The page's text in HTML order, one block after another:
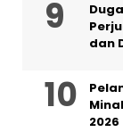
dan
2026